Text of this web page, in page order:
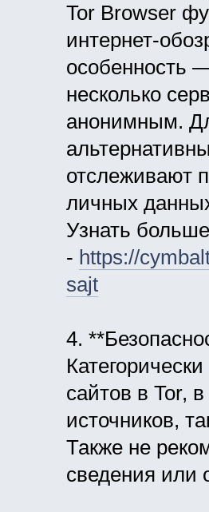
Tor Browser
интернет-
особенность
несколько
анонимным.
отслеживают
личных
Узнать больше
- https://
sajt
4.
сайтов в Tor,
источников,
Также не
сведения или